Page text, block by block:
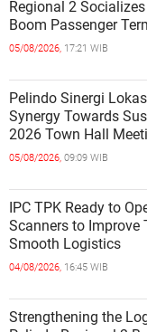
Regional 2
Boom Passenger
05/08/2026, 17:21 WIB
Pelindo Sinergi
Synergy Towards
2026 Town Hall
05/08/2026, 09:09 WIB
IPC TPK Ready to
Scanners to Improve
Smooth Logistics
04/08/2026, 16:45 WIB
Strengthening the